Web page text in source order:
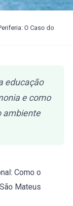
O Caso do
educação
e como
ambiente
Como o
Mateus